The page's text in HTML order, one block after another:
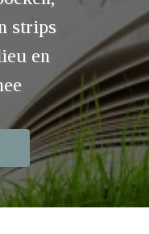
strips
en